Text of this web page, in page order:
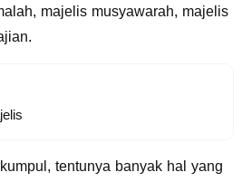
majelis musyawarah, majelis
tentunya banyak hal yang